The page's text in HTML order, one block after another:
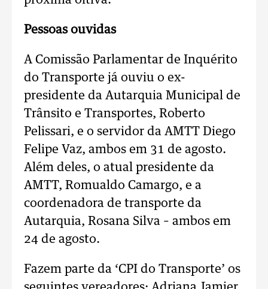
Pessoas ouvidas
A Comissão Parlamentar de Inquérito
do Transporte já ouviu o ex-
presidente da Autarquia Municipal de
Trânsito e Transportes, Roberto
Pelissari, e o servidor da AMTT Diego
Felipe Vaz, ambos em 31 de agosto.
Além deles, o atual presidente da
AMTT, Romualdo Camargo, e a
coordenadora de transporte da
Autarquia, Rosana Silva – ambos em
24 de agosto.
Fazem parte da ‘CPI do Transporte’ os